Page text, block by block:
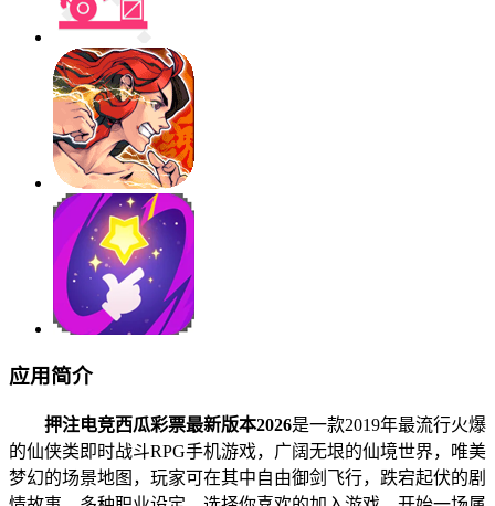
应用简介
押注电竞西瓜彩票最新版本2026是一款2019年最流行火爆
的仙侠类即时战斗RPG手机游戏，广阔无垠的仙境世界，唯美
梦幻的场景地图，玩家可在其中自由御剑飞行，跌宕起伏的剧